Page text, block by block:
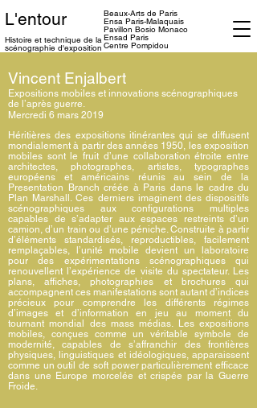
L'entour
Histoire et technique de la
scénographie d'exposition
Beaux-Arts de Paris
Ensa Paris-Malaquais
Pavillon Bosio Monaco
Ensad Paris
Centre Pompidou
Vincent Enjalbert
Expositions mobiles et innovations scénographiques
de l’après guerre.
Mercredi 6 mars 2019
Héritières des expositions itinérantes qui se diffusent
mondialement à partir des années 1950, les exposition
mobiles sont le fruit d’une collaboration étroite entre
architectes, photographes, artistes, typographes
européens et américains réunis au sein de la
Presentation Branch créée à Paris dans le cadre du
Plan Marshall. Ces derniers imaginent des dispositifs
scénographiques aux configurations multiples
capables de s’adapter aux espaces restreints d’un
camion, d’un train ou d’une péniche. Construite à partir
d’éléments standardisés, reproductibles, facilement
remplaçables, l’unité mobile devient un laboratoire
pour des expérimentations scénographiques qui
renouvellent l’expérience de visite du spectateur. Les
plans, affiches, photographies et brochures qui
accompagnent ces manifestations sont autant d’indices
précieux pour comprendre les différents régimes
d’images et d’information en jeu au moment du
tournant mondial des mass médias. Les expositions
mobiles, conçues comme un véritable symbole de
modernité, capables de s’affranchir des frontières
physiques, linguistiques et idéologiques, apparaissent
comme un outil de soft power particulièrement efficace
dans une Europe morcelée et crispée par la Guerre
Froide.